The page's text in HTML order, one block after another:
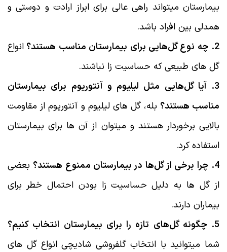
بیمارستان میتواند راهی عالی برای ابراز ارادت و دوستی و
همدلی بین افراد باشد.
2. چه نوع گل‌هایی برای بیمارستان مناسب هستند؟
انواع
گل های طبیعی که حساسیت زا نباشند.
3. آیا گل‌هایی مثل لیلیوم و آنتوریوم برای بیمارستان
مناسب هستند؟ بله، گل های لیلیوم و آنتوریوم از مقاومت
بالایی برخوردار هستند و میتوان از آن ها برای بیمارستان
استفاده کرد.
4. چرا برخی از گل‌ها در بیمارستان ممنوع هستند؟
بعضی
از گل ها به دلیل حساسیت زا بودن احتمال خطر برای
بیماران دارند.
5. چگونه گل‌های تازه را برای بیمارستان انتخاب کنیم؟
شما میتوانید با انتخاب گلفروشی شادیچی انواع گل های